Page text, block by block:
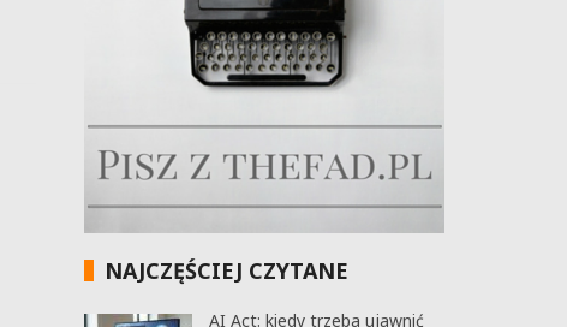
NAJCZĘŚCIEJ CZYTANE
AI Act: kiedy trzeba ujawnić